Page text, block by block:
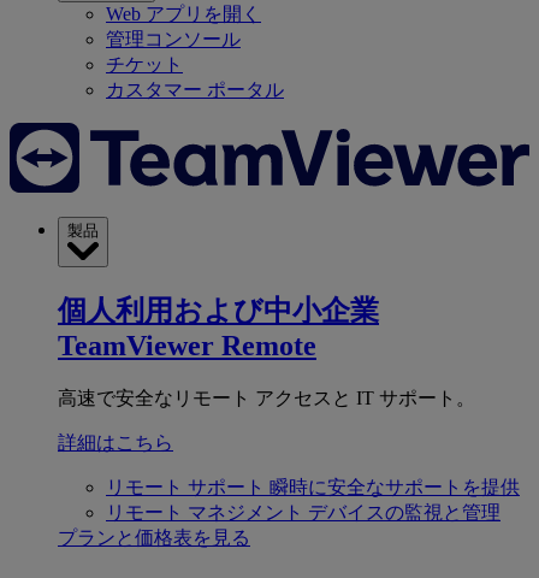
Web アプリを開く
管理コンソール
チケット
カスタマー ポータル
製品
個人利用および中小企業
TeamViewer Remote
高速で安全なリモート アクセスと IT サポート。
詳細はこちら
リモート サポート 瞬時に安全なサポートを提供
リモート マネジメント デバイスの監視と管理
プランと価格表を見る